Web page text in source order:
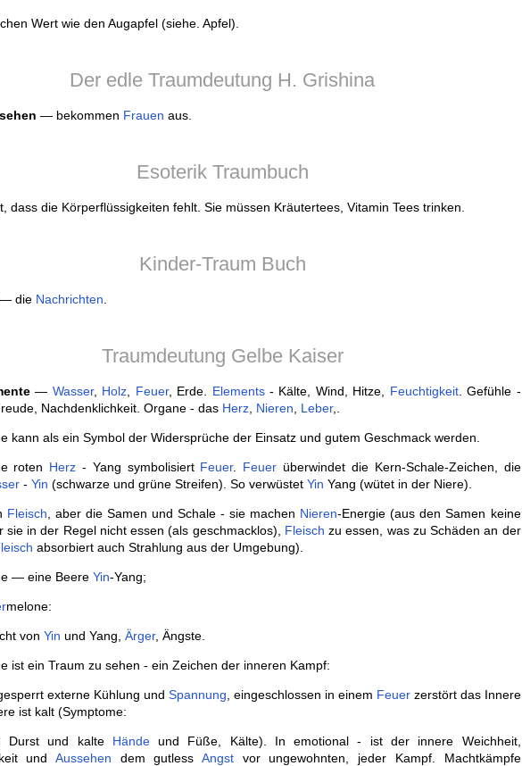
Wert wie den Augapfel (siehe. Apfel).
Der edle Traumdeutung H. Grishina
— bekommen Frauen aus.
Esoterik Traumbuch
dass die Körperflüssigkeiten fehlt. Sie müssen Kräutertees, Vitamin Tees trinken.
Kinder-Traum Buch
— die Nachrichten
Traumdeutung Gelbe Kaiser
— Wasser, Holz Feuer, Erde. Elements- Kälte, Wind, Hitze, Feuchtigkeit. Gefühle -
Nachdenklichkeit. Organe - das Herz, Nieren Leber,.
kann als ein Symbol der Widersprüche der Einsatz und gutem Geschmack werden.
roten Herz - Yang symbolisiert Feuer. Feuer überwindet die Kern-Schale-Zeichen, die
- Yin (schwarze und grüne Streifen). So verwüstet Yin Yang (wütet in der Niere).
Fleisch , aber die Samen und Schale - sie machen Nieren-Energie (aus den Samen keine
sie in der Regel nicht essen (als geschmacklos), Fleisch zu essen, was zu Schäden an der
absorbiert auch Strahlung aus der Umgebung).
— eine Beere Yin-Yang;
melone:
von Yin und Yang, Ärger, Ängste.
ist ein Traum zu sehen - ein Zeichen der inneren Kampf:
externe Kühlung und Spannung , eingeschlossen in einem Feuerzerstört das Innere
ist kalt (Symptome:
Durst und kalte Händeund Füße, Kälte). In emotional - ist der innere Weichheit,
und Aussehen dem gutlessAngst vor ungewohnten, jeder Kampf. Machtkämpfe